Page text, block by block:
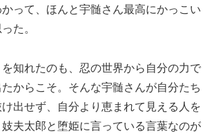
って、ほんと宇髄さん最高にかっこい
た。
知れたのも、忍の世界から自分の力で
からこそ。そんな宇髄さんが自分たち
出せず、自分より恵まれて見える人を
夫太郎と堕姫に言っている言葉なのが